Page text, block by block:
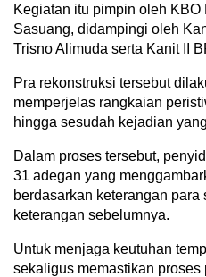
Kegiatan itu pimpin oleh
Sasuang, didampingi oleh
Trisno Alimuda serta Kanit II
Pra rekonstruksi tersebut
memperjelas rangkaian
hingga sesudah kejadian
Dalam proses tersebut,
31 adegan yang
berdasarkan keterangan
keterangan sebelumnya.
Untuk menjaga keutuhan
sekaligus memastikan